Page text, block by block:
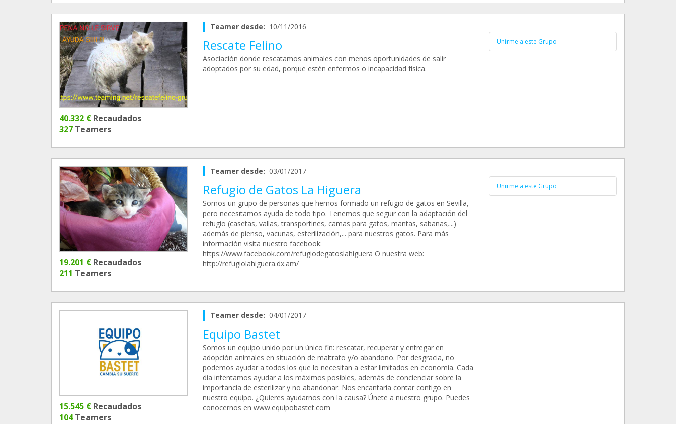
40.332 € Recaudados
327 Teamers
Teamer desde: 10/11/2016
Rescate Felino
Asociación donde rescatamos animales con menos oportunidades de salir
adoptados por su edad, porque estén enfermos o incapacidad física.
Unirme a este Grupo
19.201 € Recaudados
211 Teamers
Teamer desde: 03/01/2017
Refugio de Gatos La Higuera
Somos un grupo de personas que hemos formado un refugio de gatos en Sevilla,
pero necesitamos ayuda de todo tipo. Tenemos que seguir con la adaptación del
refugio (casetas, vallas, transportines, camas para gatos, mantas, sabanas,...)
además de pienso, vacunas, esterilización,... para nuestros gatos. Para más
información visita nuestro facebook:
https://www.facebook.com/refugiodegatoslahiguera O nuestra web:
http://refugiolahiguera.dx.am/
Unirme a este Grupo
15.545 € Recaudados
104Teamers
Teamer desde: 04/01/2017
Equipo Bastet
Somos un equipo unido por un único fin: rescatar, recuperar y entregar en
adopción animales en situación de maltrato y/o abandono. Por desgracia, no
podemos ayudar a todos los que lo necesitan a estar limitados en economía. Cada
día intentamos ayudar a los máximos posibles, además de concienciar sobre la
importancia de esterilizar y no abandonar. Nos encantaría contar contigo en
nuestro equipo. ¿Quieres ayudarnos con la causa? Únete a nuestro grupo. Puedes
conocernos en www.equipobastet.com